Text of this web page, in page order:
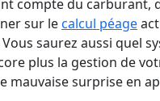
compte du carburant,
sur lecalcul péage
saurez aussi quel
plus la gestion de
surprise en